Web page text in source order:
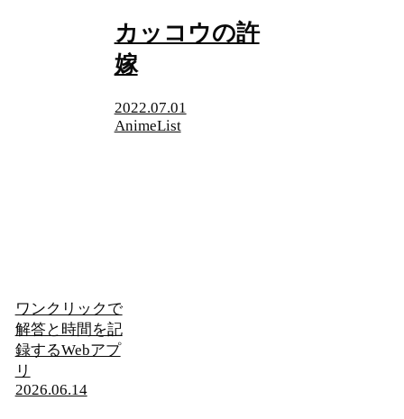
カッコウの許
嫁
2022.07.01
AnimeList
ワンクリックで
解答と時間を記
録するWebアプ
リ
2026.06.14